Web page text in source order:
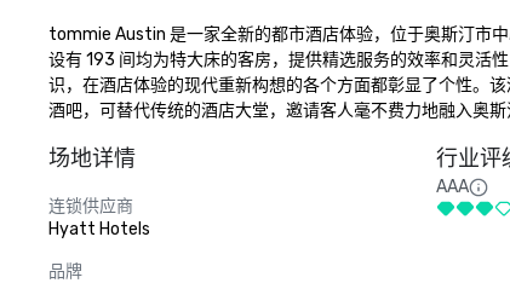
tommie Austin 是一家全新的都市酒店体验，位于奥斯汀市
设有 193 间均为特大床的客房，提供精选服务的效率和灵活
识，在酒店体验的现代重新构想的各个方面都彰显了个性。
酒吧，可替代传统的酒店大堂，邀请客人毫不费力地融入奥
场地详情
连锁供应商
Hyatt Hotels
品牌
行业评
AAA